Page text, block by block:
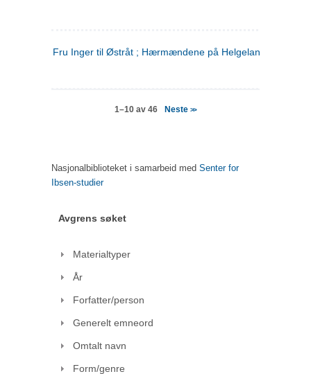
Fru Inger til Østråt ; Hærmændene på Helgeland
1–10 av 46 Neste>>
Nasjonalbiblioteket i samarbeid med Senter for
Ibsen-studier
Avgrens søket
Materialtyper
År
Forfatter/person
Generelt emneord
Omtalt navn
Form/genre